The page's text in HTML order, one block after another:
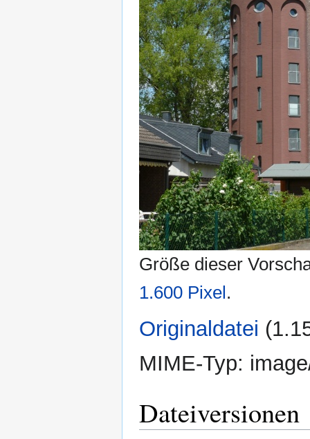
Größe dieser
1.600 Pixel.
Originaldatei
MIME-Typ:
Dateiversionen